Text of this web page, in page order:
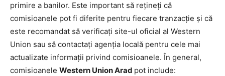
primire a banilor. Este important să rețineți că
comisioanele pot fi diferite pentru fiecare tranzacție și că
este recomandat să verificați site-ul oficial al Western
Union sau să contactați agenția locală pentru cele mai
actualizate informații privind comisioanele. În general,
comisioanele Western Union Arad pot include: